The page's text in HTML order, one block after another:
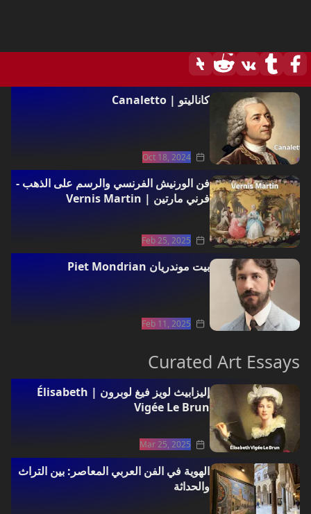
كاناليتو | Canaletto
Oct 18, 2024
فن الورنيش الفرنسي والرسم على الذهب -
فرني مارتين | Vernis Martin
Feb 25, 2025
بيت موندريان Piet Mondrian
Feb 11, 2025
فلسفة الفن
Curated Art Essays
إليزابيث لويز فيغ لوبرون | Élisabeth
Vigée Le Brun
Mar 25, 2025
الهوية في الفن العربي المعاصر: بين التراث
والحداثة